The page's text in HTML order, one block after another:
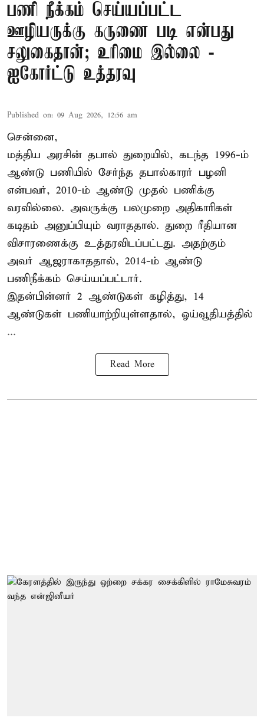
பணி நீக்கம் செய்யப்பட்ட
ஊழியருக்கு கருணை படி என்பது
சலுகைதான்; உரிமை இல்லை -
ஐகோர்ட்டு உத்தரவு
Published on: 09 Aug 2026, 12:56 am
சென்னை,
மத்திய அரசின் தபால் துறையில், கடந்த 1996-ம்
ஆண்டு பணியில் சேர்ந்த தபால்காரர் பழனி
என்பவர், 2010-ம் ஆண்டு முதல் பணிக்கு
வரவில்லை. அவருக்கு பலமுறை அதிகாரிகள்
கடிதம் அனுப்பியும் வராததால். துறை ரீதியான
விசாரணைக்கு உத்தரவிடப்பட்டது. அதற்கும்
அவர் ஆஜராகாததால், 2014-ம் ஆண்டு
பணிநீக்கம் செய்யப்பட்டார்.
இதன்பின்னர் 2 ஆண்டுகள் கழித்து, 14
ஆண்டுகள் பணியாற்றியுள்ளதால், ஓய்வூதியத்தில்
...
Read More